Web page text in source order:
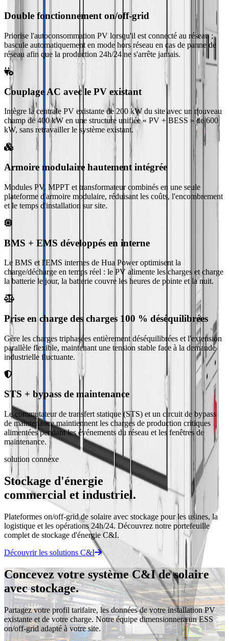
Double fonctionnement on/off-grid
Priorise l'autoconsommation PV lorsqu'il est connecté au réseau ;
bascule automatiquement en mode hors réseau en cas de panne de
réseau afin que la production 24h/24 ne s'arrête jamais.
Couplage AC avec le PV existant
Intègre la centrale PV existante de 200 kW du site avec un nouveau
champ de 400 kW en une structure unifiée « PV + BESS » de 600
kW, sans retravailler le système existant.
Armoire modulaire hautement intégrée
Modules PV, MPPT et transformateur combinés en une seule
plateforme d'armoire modulaire, réduisant les coûts, l'encombrement
et le temps d'installation sur site.
BMS + EMS développés en interne
Le BMS et l'EMS internes de Hua Power optimisent la
charge/décharge en temps réel : le PV alimente les charges et charge
la batterie le jour, la batterie couvre les heures de pointe et la nuit.
Prise en charge des charges 100 % déséquilibrées
Gère les charges triphasées entièrement déséquilibrées et l'extension
parallèle flexible, maintenant une tension stable face à la demande
industrielle fluctuante.
STS + bypass de maintenance
Le commutateur de transfert statique (STS) et un circuit de bypass
de maintenance maintiennent les charges de production critiques
alimentées pendant les événements du réseau et les fenêtres de
maintenance.
solution connexe
Stockage d'énergie
commercial et industriel.
Plateformes on/off-grid de solaire avec stockage pour les usines, la
logistique et les opérations 24h/24. Découvrez notre portefeuille
complet de stockage d'énergie C&I.
Découvrir les solutions C&I
Concevez votre système C&I de solaire
avec stockage.
Partagez votre profil tarifaire, les données de votre installation PV
existante et de votre charge. Notre équipe dimensionnera un ESS
on/off-grid adapté à votre site.